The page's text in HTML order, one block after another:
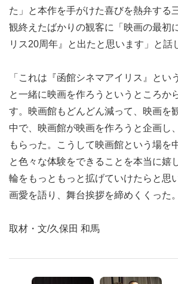
た」と本作を手がけた喜びを熱弁する
観終えたばかりの観客に「映画の最初
リス20周年』と出たと思います」と話
「これは『函館シネマアイリス』とい
と一緒に映画を作ろうというところか
す。映画館もどんどん減って、映画を
中で、映画館が映画を作ろうと企画し
もらった。こうして映画館という場を
と色々な体験をできることを本当に嬉
輪をもっともっと拡げていけたらと思
画愛を語り、舞台挨拶を締めくくった。
取材・文/久保田 和馬